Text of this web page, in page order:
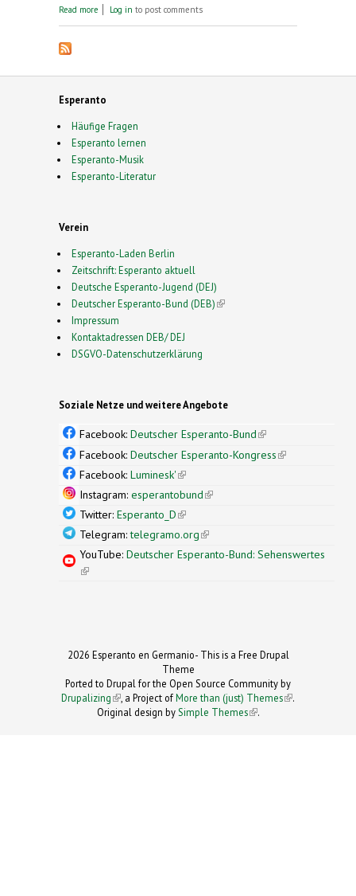
Read more about Weltkongress Esperanto: Vogt fährt nach Lille
Log in to post comments
Esperanto
Häufige Fragen
Esperanto lernen
Esperanto-Musik
Esperanto-Literatur
Verein
Esperanto-Laden Berlin
Zeitschrift: Esperanto aktuell
Deutsche Esperanto-Jugend (DEJ)
Deutscher Esperanto-Bund (DEB)(link is external)
Impressum
Kontaktadressen DEB/ DEJ
DSGVO-Datenschutzerklärung
Soziale Netze und weitere Angebote
Facebook: Deutscher Esperanto-Bund(link is
external)
Facebook: Deutscher Esperanto-Kongress(link is
Facebook: Luminesk'(link is external)
Instagram: esperantobund(link is external)
Twitter: Esperanto_D(link is external)
Telegram:telegramo.org(link is external)
YouTube: Deutscher Esperanto-Bund: Sehenswertes
(link is external)
2026 Esperanto en Germanio- This is a Free Drupal
Theme
Ported to Drupal for the Open Source Community by
Drupalizing(link is external)
, a Project ofMore than (just) Themes (link is
.
Original design by Simple Themes
(link is
.